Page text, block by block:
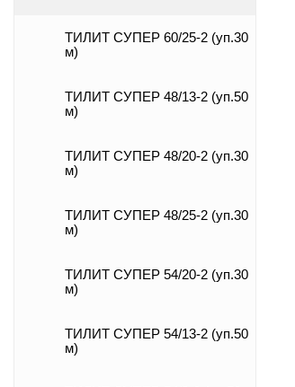
ТИЛИТ СУПЕР 60/25-2 (уп.30
м)
ТИЛИТ СУПЕР 48/13-2 (уп.50
м)
ТИЛИТ СУПЕР 48/20-2 (уп.30
м)
ТИЛИТ СУПЕР 48/25-2 (уп.30
м)
ТИЛИТ СУПЕР 54/20-2 (уп.30
м)
ТИЛИТ СУПЕР 54/13-2 (уп.50
м)